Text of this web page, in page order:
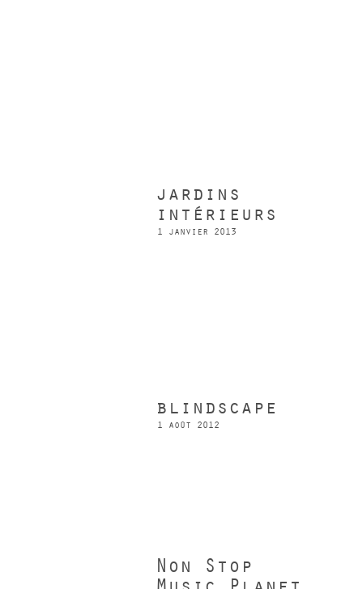
jardins
intérieurs
1 janvier 2013
blindscape
1 août 2012
Non Stop